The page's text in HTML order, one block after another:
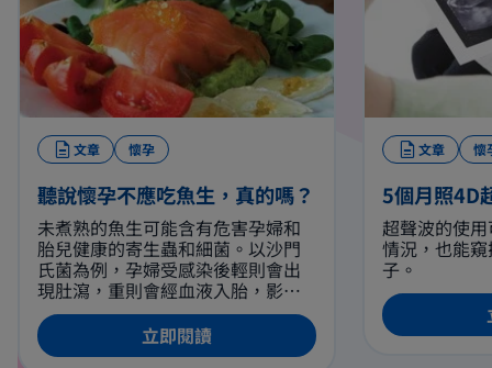
文章 懷孕
聽說懷孕不應吃魚生，真的嗎？
未煮熟的魚生可能含有危害孕婦和
胎兒健康的寄生蟲和細菌。以沙門
氏菌為例，孕婦受感染後輕則會出
現肚瀉，重則會經血液入胎，影響
腹中胎兒的健康。因此，建議孕婦
避免食用魚生刺身，如光顧壽司
店，請選擇完全熟透的壽司食材。
立即閱讀
文章 懷
5個月照4D
超聲波的使
情況，也能
子。